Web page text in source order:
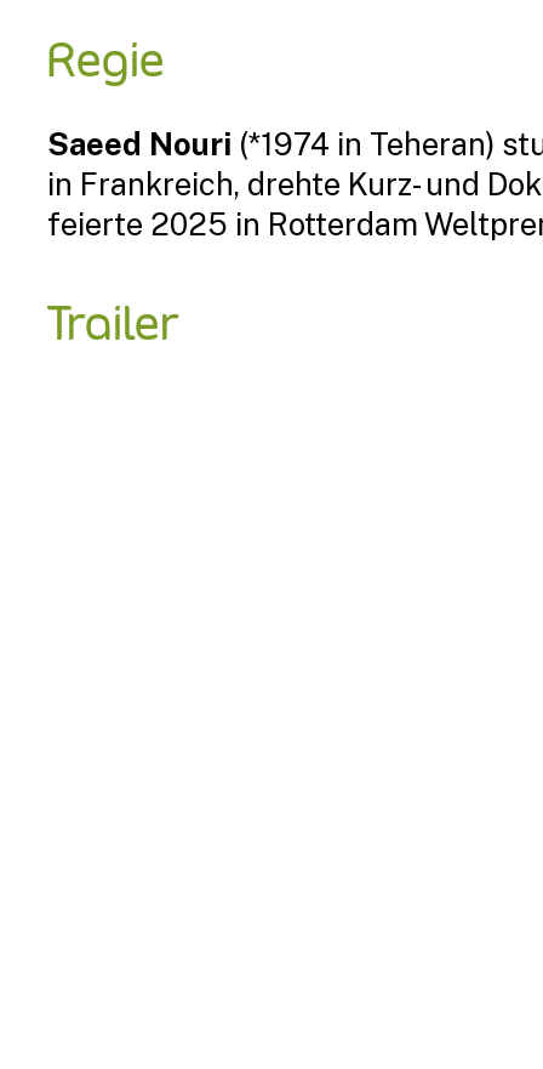
Regie
Saeed Nouri (*1974 in Teheran)
in Frankreich, drehte Kurz- und
feierte 2025 in Rotterdam
Trailer